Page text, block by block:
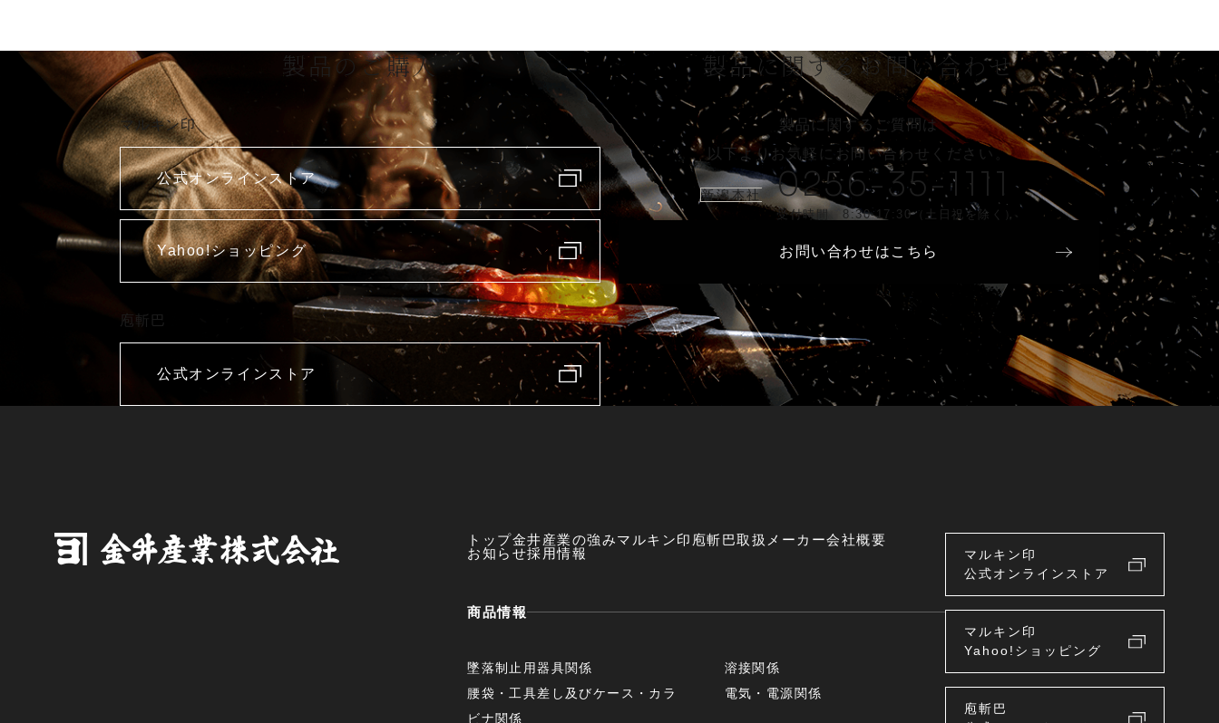
製品のご購入
マルキン印
公式オンラインストア
Yahoo!ショッピング
庖斬巴
公式オンラインストア
製品に関するお問い合わせ
製品に関するご質問は
以下よりお気軽に
お問い合わせください。
新潟本社 0256-35-1111
受付時間 8:30-17:30（土日祝を除く）
お問い合わせはこちら
トップ金井産業の強みマルキン印 庖斬巴取扱メーカー会社概要
お知らせ採用情報
商品情報
墜落制止用器具関係
腰袋・工具差し及びケース・カラ
ビナ関係
溶接関係
電気・電源関係
マルキン印
公式オンラインストア
マルキン印
Yahoo!ショッピング
庖斬巴